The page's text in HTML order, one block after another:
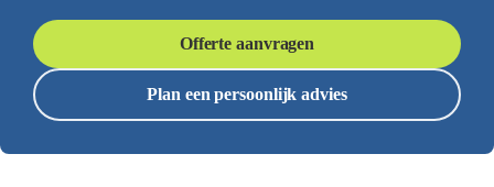
Offerte aanvragen
Plan een persoonlijk advies